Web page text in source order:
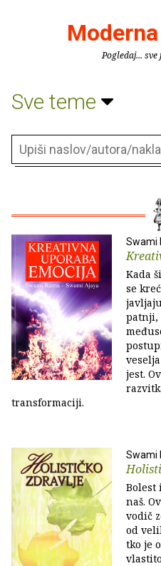
Pogledaj...
Sve teme
Swami
Kada
se
patnji,
jest.
transformaciji.
Swami
Bolest
naš.
vodič
od
tko je